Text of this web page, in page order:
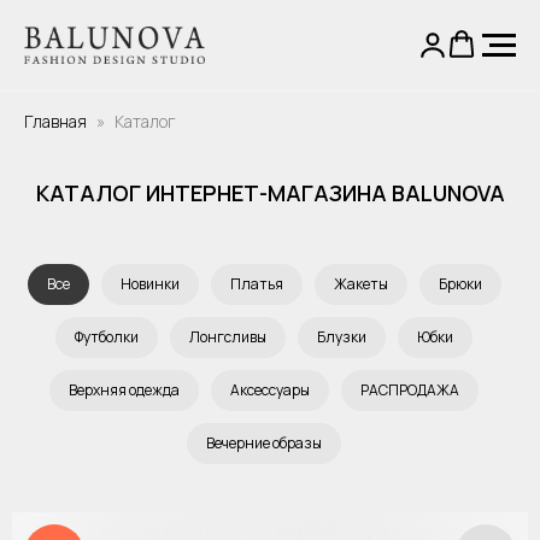
Главная Каталог
КАТАЛОГ ИНТЕРНЕТ-МАГАЗИНА BALUNOVA
Все Новинки Платья Жакеты Брюки
Футболки Лонгсливы Блузки Юбки
Верхняя одежда Аксессуары РАСПРОДАЖА
Вечерние образы